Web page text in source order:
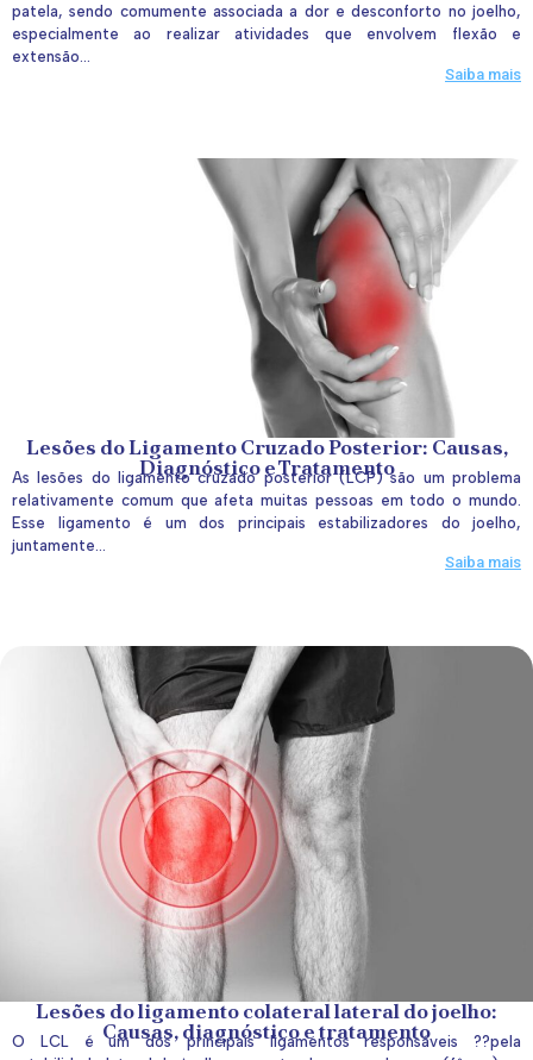
patela, sendo comumente associada a dor e desconforto no joelho,
especialmente ao realizar atividades que envolvem flexão e
extensão...
Saiba mais
Lesões do Ligamento Cruzado Posterior: Causas,
Diagnóstico e Tratamento
As lesões do ligamento cruzado posterior (LCP) são um problema
relativamente comum que afeta muitas pessoas em todo o mundo.
Esse ligamento é um dos principais estabilizadores do joelho,
juntamente...
Saiba mais
Lesões do ligamento colateral lateral do joelho:
Causas, diagnóstico e tratamento
O LCL é um dos principais ligamentos responsáveis ??pela